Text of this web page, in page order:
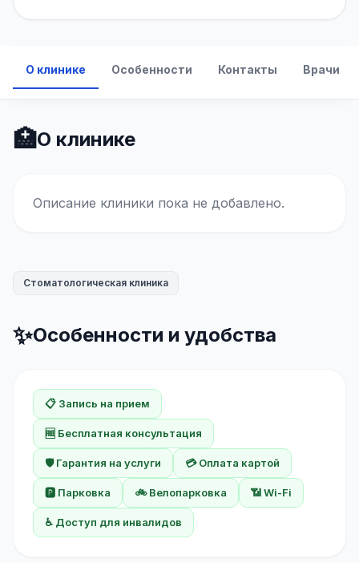
О клинике Особенности Контакты Врачи
🏥О клинике
Описание клиники пока не добавлено.
Стоматологическая клиника
✨Особенности и удобства
📋 Запись на прием
🆓 Бесплатная консультация
🛡️ Гарантия на услуги 💳 Оплата картой
🅿️ Парковка 🚲 Велопарковка 📶 Wi-Fi
♿ Доступ для инвалидов